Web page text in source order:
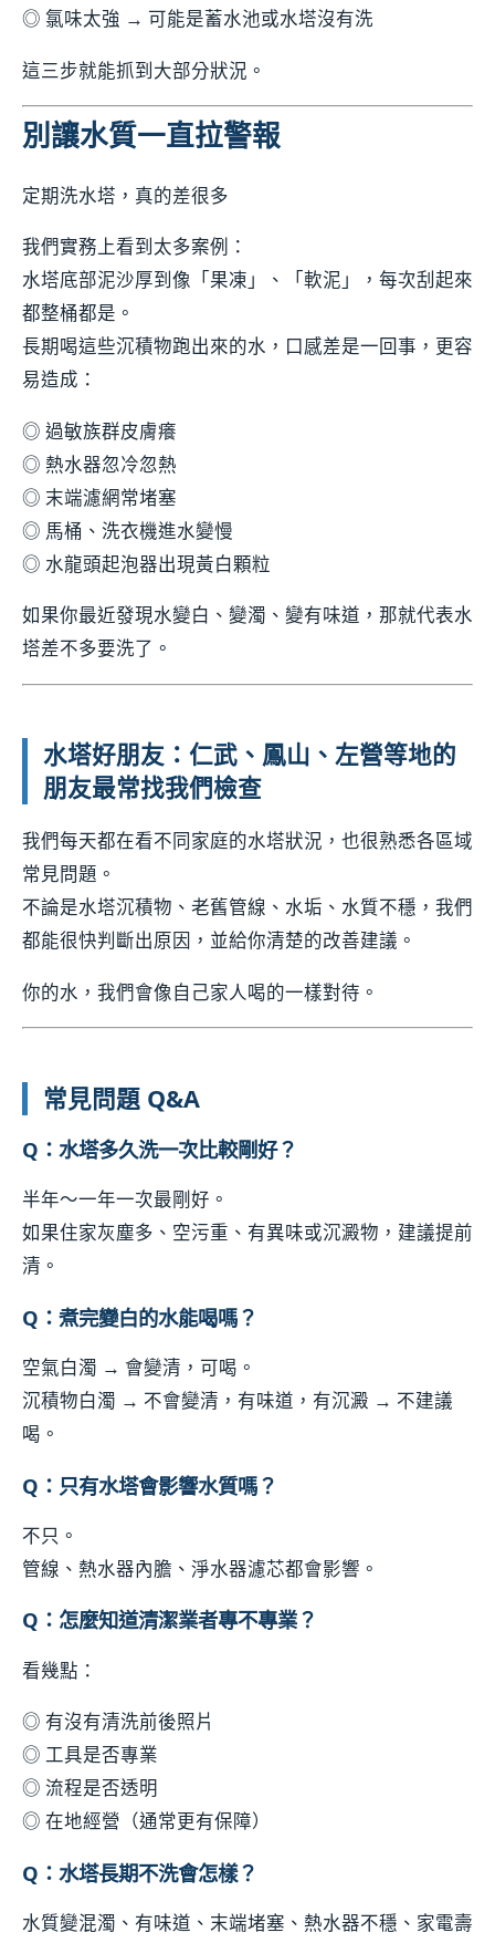
◎ 氯味太強 → 可能是蓄水池或水塔沒有洗
這三步就能抓到大部分狀況。
別讓水質一直拉警報
定期洗水塔，真的差很多
我們實務上看到太多案例：
水塔底部泥沙厚到像「果凍」、「軟泥」，每次刮起來
都整桶都是。
長期喝這些沉積物跑出來的水，口感差是一回事，更容
易造成：
◎ 過敏族群皮膚癢
◎ 熱水器忽冷忽熱
◎ 末端濾網常堵塞
◎ 馬桶、洗衣機進水變慢
◎ 水龍頭起泡器出現黃白顆粒
如果你最近發現水變白、變濁、變有味道，那就代表水
塔差不多要洗了。
水塔好朋友：仁武、鳳山、左營等地的
朋友最常找我們檢查
我們每天都在看不同家庭的水塔狀況，也很熟悉各區域
常見問題。
不論是水塔沉積物、老舊管線、水垢、水質不穩，我們
都能很快判斷出原因，並給你清楚的改善建議。
你的水，我們會像自己家人喝的一樣對待。
常見問題 Q&A
Q：水塔多久洗一次比較剛好？
半年～一年一次最剛好。
如果住家灰塵多、空污重、有異味或沉澱物，建議提前
清。
Q：煮完變白的水能喝嗎？
空氣白濁 → 會變清，可喝。
沉積物白濁 → 不會變清，有味道，有沉澱 → 不建議
喝。
Q：只有水塔會影響水質嗎？
不只。
管線、熱水器內膽、淨水器濾芯都會影響。
Q：怎麼知道清潔業者專不專業？
看幾點：
◎ 有沒有清洗前後照片
◎ 工具是否專業
◎ 流程是否透明
◎ 在地經營（通常更有保障）
Q：水塔長期不洗會怎樣？
水質變混濁、有味道、末端堵塞、熱水器不穩、家電壽